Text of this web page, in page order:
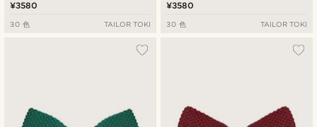
¥3580
30 色 TAILOR TOKI
¥3580
30 色 TAILOR TOKI